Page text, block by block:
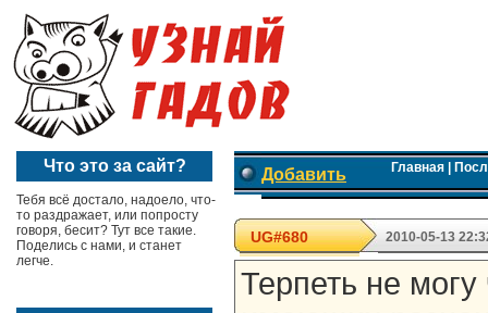
Что это за сайт?
Тебя всё достало, надоело, что-
то раздражает, или попросту
говоря, бесит? Тут все такие.
Поделись с нами, и станет
легче.
Добавить Главная|
UG#680 2010-05-13
Терпеть не могу